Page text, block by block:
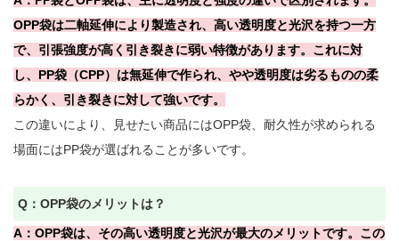
OPP袋は二軸延伸により製造され、高い透明度と光沢を持つ一方
で、引張強度が高く引き裂きに弱い特徴があります。これに対
し、PP袋（CPP）は無延伸で作られ、やや透明度は劣るものの柔
らかく、引き裂きに対して強いです。
この違いにより、見せたい商品にはOPP袋、耐久性が求められる
場面にはPP袋が選ばれることが多いです。
Q：OPP袋のメリットは？
A：OPP袋は、その高い透明度と光沢が最大のメリットです。この